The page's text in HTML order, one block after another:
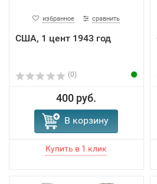
избранное сравнить
США, 1 цент 1943 год
(0)
400 руб.
В корзину